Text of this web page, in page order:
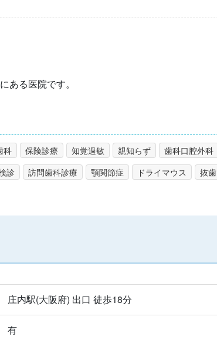
ある医院です。
科 保険診療 知覚過敏 親知らず
歯科口腔外科
診 訪問歯科診療 顎関節症 ドライマウス 抜歯
庄内駅(大阪府) 出口 徒歩18分
有